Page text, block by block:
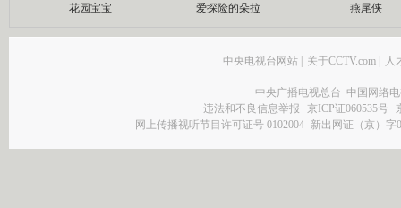
花园宝宝 爱探险的朵拉 燕尾侠
中央电视台网站 | 关于CCTV.com | 人
中央广播电视总台 中国网络
违法和不良信息举报
京ICP证060535号
网上传播视听节目许可证号 0102004 新出网证（京）